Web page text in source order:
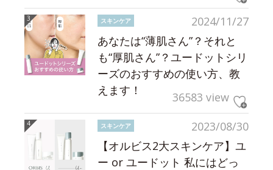
2024/11/27
スキンケア
あなたは“薄肌さん”？それと
も“厚肌さん”？ユードットシリ
ーズのおすすめの使い方、教
えます！
36583 view
2023/08/30
スキンケア
【オルビス2大スキンケア】ユ
ー or ユードット 私にはどっ